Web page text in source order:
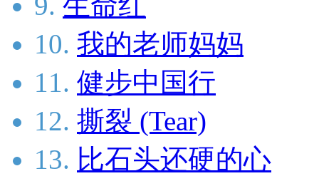
10. 我的老师妈妈
11. 健步中国行
12. 撕裂 (Tear)
13. 比石头还硬的心